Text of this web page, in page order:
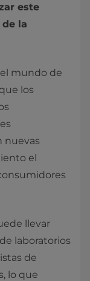
este
la
mundo de
los
nuevas
el
llevar
laboratorios
de
lo que